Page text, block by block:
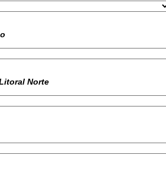
Norte